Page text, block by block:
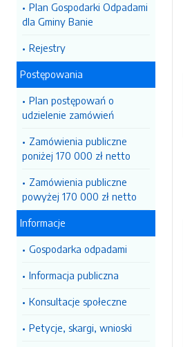
Plan Gospodarki Odpadami
dla Gminy Banie
Rejestry
Postępowania
Plan postępowań o
udzielenie zamówień
Zamówienia publiczne
poniżej 170 000 zł netto
Zamówienia publiczne
powyżej 170 000 zł netto
Informacje
Gospodarka odpadami
Informacja publiczna
Konsultacje społeczne
Petycje, skargi, wnioski